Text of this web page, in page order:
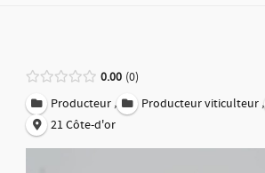
0.00 0
Producteur , Producteur viticulteur ,
21 Côte-d'or